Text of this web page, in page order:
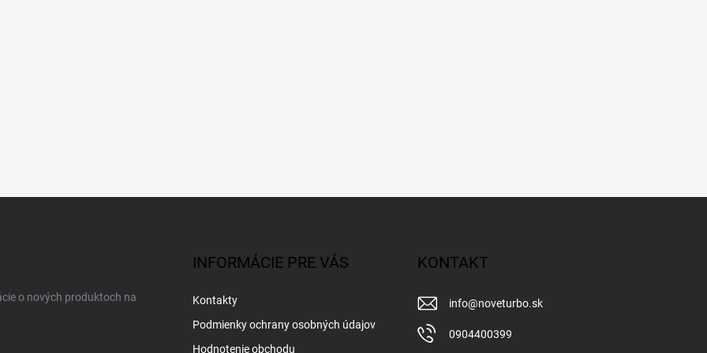
o nových produktoch na
INFORMÁCIE PRE VÁS
Kontakty
Podmienky ochrany osobných údajov
Hodnotenie obchodu
KONTAKT
info@noveturbo.sk
0904400399